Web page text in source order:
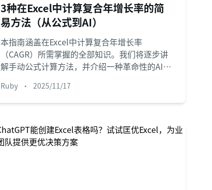
3种在Excel中计算复合年增长率的简
易方法（从公式到AI）
本指南涵盖在Excel中计算复合年增长率
（CAGR）所需掌握的全部知识。我们将逐步讲
解手动公式计算方法，并介绍一种革命性的AI驱
Ruby • 2025/11/17